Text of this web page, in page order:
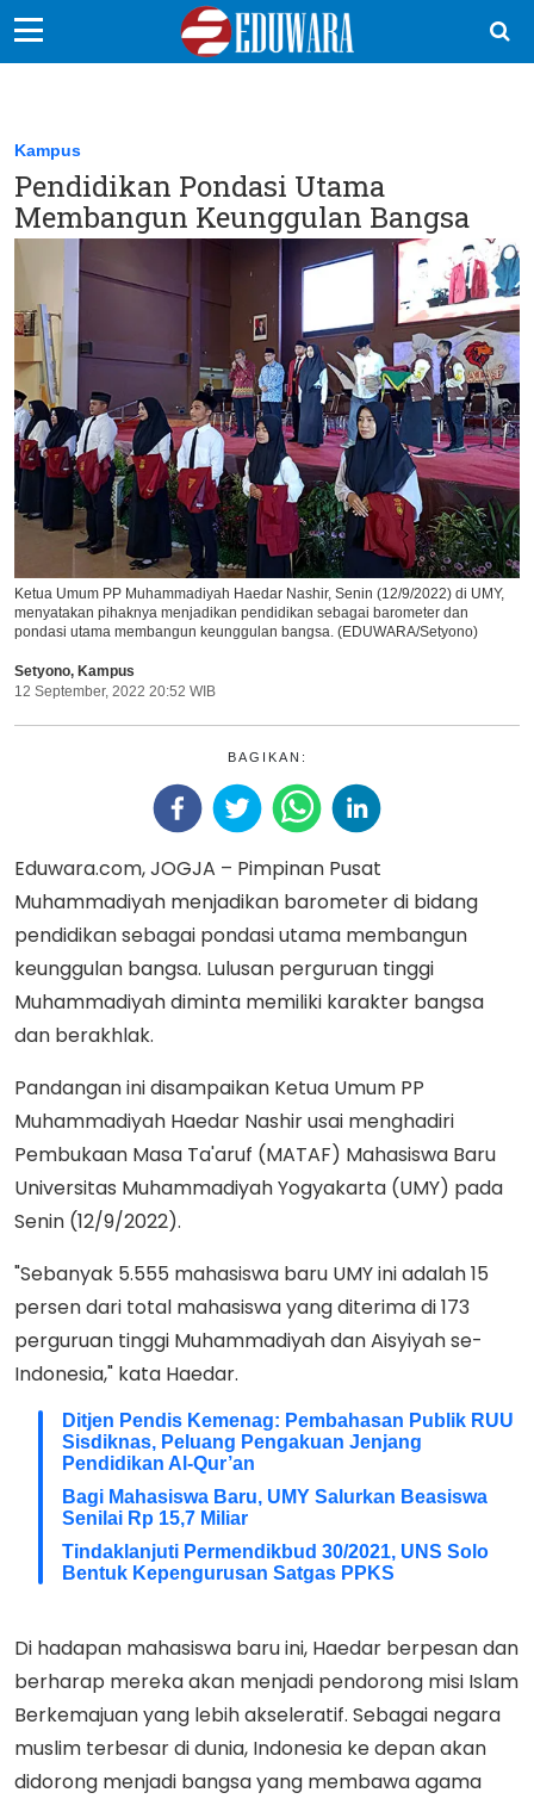
Sekolah Kita
Vokasi
Kampus
Sains
EduDana
Ikuti Kami di:
Kampus
Pendidikan Pondasi Utama
Membangun Keunggulan Bangsa
Ketua Umum PP Muhammadiyah Haedar Nashir, Senin (12/9/2022) di UMY,
menyatakan pihaknya menjadikan pendidikan sebagai barometer dan
pondasi utama membangun keunggulan bangsa. (EDUWARA/Setyono)
Setyono, Kampus
12 September, 2022 20:52 WIB
BAGIKAN:
Eduwara.com, JOGJA – Pimpinan Pusat
Muhammadiyah menjadikan barometer di bidang
pendidikan sebagai pondasi utama membangun
keunggulan bangsa. Lulusan perguruan tinggi
Muhammadiyah diminta memiliki karakter bangsa
dan berakhlak.
Pandangan ini disampaikan Ketua Umum PP
Muhammadiyah Haedar Nashir usai menghadiri
Pembukaan Masa Ta'aruf (MATAF) Mahasiswa Baru
Universitas Muhammadiyah Yogyakarta (UMY) pada
Senin (12/9/2022).
"Sebanyak 5.555 mahasiswa baru UMY ini adalah 15
persen dari total mahasiswa yang diterima di 173
perguruan tinggi Muhammadiyah dan Aisyiyah se-
Indonesia," kata Haedar.
Ditjen Pendis Kemenag: Pembahasan Publik RUU
Sisdiknas, Peluang Pengakuan Jenjang
Pendidikan Al-Qur’an
Bagi Mahasiswa Baru, UMY Salurkan Beasiswa
Senilai Rp 15,7 Miliar
Tindaklanjuti Permendikbud 30/2021, UNS Solo
Bentuk Kepengurusan Satgas PPKS
Di hadapan mahasiswa baru ini, Haedar berpesan dan
berharap mereka akan menjadi pendorong misi Islam
Berkemajuan yang lebih akseleratif. Sebagai negara
muslim terbesar di dunia, Indonesia ke depan akan
didorong menjadi bangsa yang membawa agama